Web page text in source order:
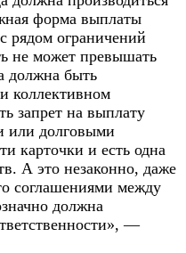
форма выплаты
рядом ограничений
не может превышать
должна быть
коллективном
запрет на выплату
или долговыми
карточки и есть одна
А это незаконно, даже
соглашениями между
должна
—